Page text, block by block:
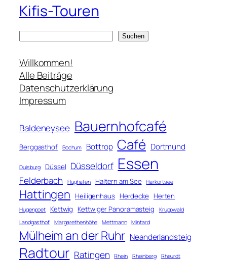
Kifis-Touren
c
h
e
n
Suchen
Willkommen!
Alle Beiträge
Datenschutzerklärung
Impressum
Baldeneysee Bauernhofcafé
Berggasthof Bochum Bottrop Café Dortmund
Duisburg Düssel Düsseldorf Essen
Felderbach Flughafen Haltern am See Harkortsee
Hattingen Heiligenhaus Herdecke Herten
Hugenpoet Kettwig Kettwiger Panoramasteig
Kruppwald
Landgasthof
Margarethenhöhe Mettmann Mintard
Mülheim an der Ruhr Neanderlandsteig
Radtour Ratingen Rhein Rheinberg Rheurdt